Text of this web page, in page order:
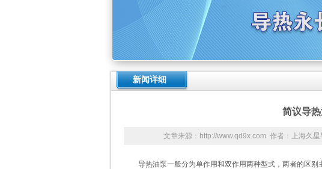
新闻详细
简议导
文章来源：http://www.qd9x.com 作者：上海久
导热油泵一般分为单作用和双作用两种型式，两者的区